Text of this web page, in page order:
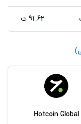
91.62 ت
Hotcoin Global